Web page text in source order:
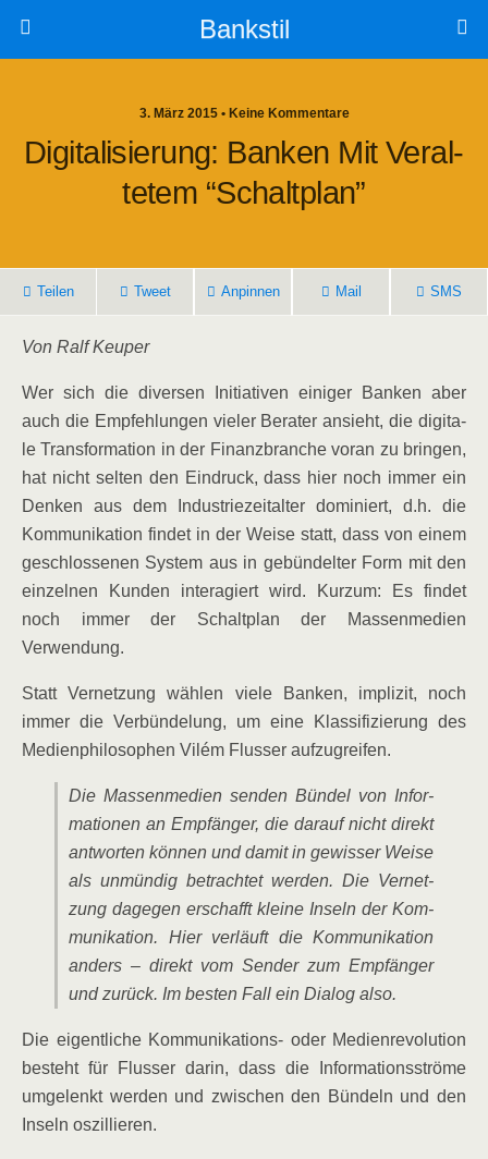
Bankstil
3. März 2015 • Keine Kommentare
Digi­ta­li­sie­rung: Ban­ken Mit Ver­al­
Te­tem “Schalt­plan”
Tei­len Tweet Anpin­nen Mail SMS
Von Ralf Keuper
Wer sich die diver­sen Initia­ti­ven eini­ger Ban­ken aber
auch die Emp­feh­lun­gen vie­ler Bera­ter ansieht, die digi­ta­
le Trans­for­ma­ti­on in der Finanz­bran­che vor­an zu brin­gen,
hat nicht sel­ten den Ein­druck, dass hier noch immer ein
Den­ken aus dem Indus­trie­zeit­al­ter domi­niert, d.h. die
Kom­mu­ni­ka­ti­on fin­det in der Wei­se statt, dass von einem
geschlos­se­nen Sys­tem aus in gebün­del­ter Form mit den
ein­zel­nen Kun­den inter­agiert wird. Kurz­um: Es fin­det
noch immer der Schalt­plan der Mas­sen­me­di­en
Verwendung.
Statt Ver­net­zung wäh­len vie­le Ban­ken, impli­zit, noch
immer die Ver­bün­de­lung, um eine Klas­si­fi­zie­rung des
Medi­en­phi­lo­so­phen Vilém Flus­ser aufzugreifen.
Die Mas­sen­me­di­en sen­den Bün­del von Infor­
ma­tio­nen an Emp­fän­ger, die dar­auf nicht direkt
ant­wor­ten kön­nen und damit in gewis­ser Wei­se
als unmün­dig betrach­tet wer­den. Die Ver­net­
zung dage­gen erschafft klei­ne Inseln der Kom­
mu­ni­ka­ti­on. Hier ver­läuft die Kom­mu­ni­ka­ti­on
anders – direkt vom Sen­der zum Emp­fän­ger
und zurück. Im bes­ten Fall ein Dia­log also.
Die eigent­li­che Kom­mu­ni­ka­ti­ons- oder Medi­en­re­vo­lu­ti­on
besteht für Flus­ser dar­in, dass die Infor­ma­ti­ons­strö­me
umge­lenkt wer­den und zwi­schen den Bün­deln und den
Inseln oszillieren.